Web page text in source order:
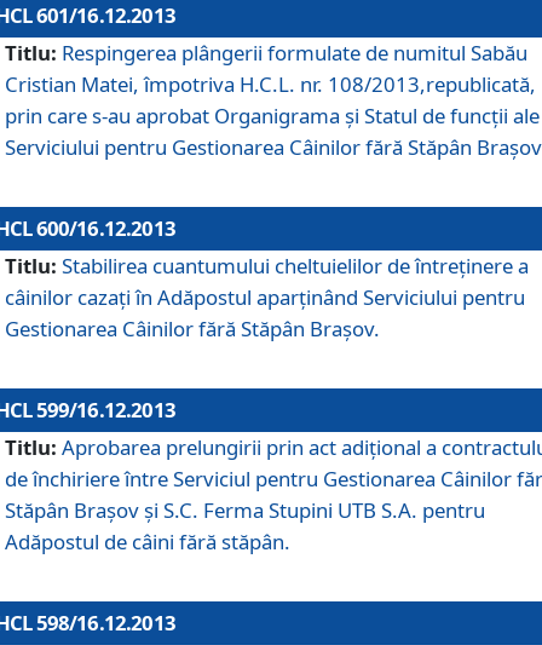
601/16.12.2013
Titlu: Respingerea plângerii formulate de numitul Sabău
Cristian Matei, împotriva H.C.L. nr. 108/2013,republicată,
prin care s-au aprobat Organigrama şi Statul de funcţii ale
Serviciului pentru Gestionarea Câinilor fără Stăpân
600/16.12.2013
Titlu: Stabilirea cuantumului cheltuielilor de întreţinere a
câinilor cazaţi în Adăpostul aparţinând Serviciului pentru
Gestionarea Câinilor fără Stăpân Braşov.
599/16.12.2013
Titlu: Aprobarea prelungirii prin act adiţional a
de închiriere între Serviciul pentru Gestionarea Câinilor
Stăpân Braşov şi S.C. Ferma Stupini UTB S.A. pentru
Adăpostul de câini fără stăpân.
598/16.12.2013